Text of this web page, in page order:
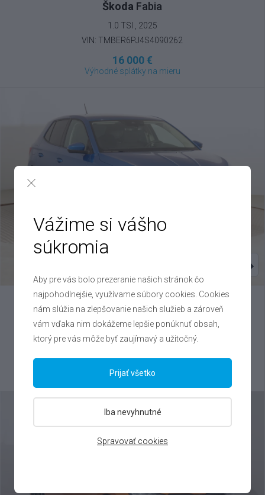
Škoda Fabia
1.0 TSI , 2025
VIN: TMBER6PJ4S4090262
16 000 €
Výhodné splátky na mieru
ŠkodaFabia
1.0 TSI , 2025
VIN: TMBER6PJ2S4055459
Výhodné splátky na mieru
Vážime si vášho
súkromia
Aby pre vás bolo prezeranie našich stránok čo
najpohodlnejšie, využívame súbory cookies. Cookies
nám slúžia na zlepšovanie našich služieb a zároveň
vám vďaka nim dokážeme lepšie ponúknuť obsah,
ktorý pre vás môže byť zaujímavý a užitočný.
Spravovať cookies
Iba nevyhnutné
Prijať všetko